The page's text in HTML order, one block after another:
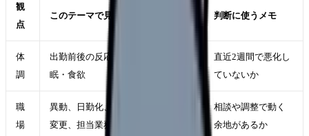
観
点
このテーマで見ること 判断に使うメモ
体
調
出勤前後の反応、休日の回復、睡
眠・食欲
直近2週間で悪化し
ていないか
職
場
異動、日勤化、外来化、時短、部署
変更、担当業務の見直し
相談や調整で動く
余地があるか